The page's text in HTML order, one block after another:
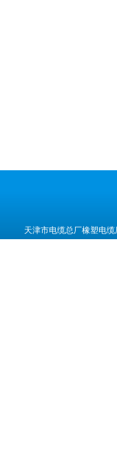
天津市电缆总厂橡塑电